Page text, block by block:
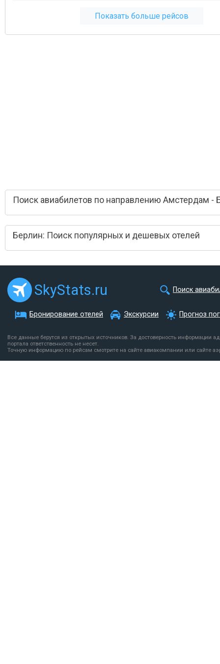
Показать больше рейсов
Поиск авиабилетов по направлению Амстердам -
Берлин: Поиск популярных и дешевых отелей
SkyStats.ru Поиск
Бронирование отелей Экскурсии Прогноз
Все данные берутся из открытых источников. За достоверность информации
портала ответственность не несет.
Точную информацию по рейсам смотрите на сайте авиакомпании или сайте